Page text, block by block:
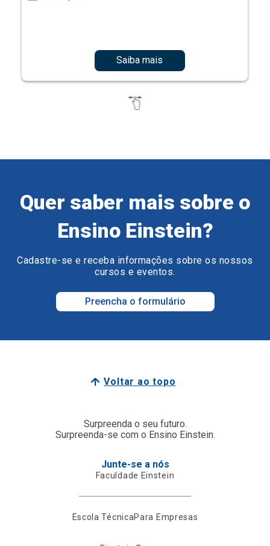
Saiba mais
Quer saber mais sobre o
Ensino Einstein?
Cadastre-se e receba informações sobre os nossos
cursos e eventos.
Preencha o formulário
Voltar ao topo
Surpreenda o seu futuro.
Surpreenda-se com o Ensino Einstein.
Junte-se a nós
Faculdade Einstein
Escola TécnicaPara Empresas